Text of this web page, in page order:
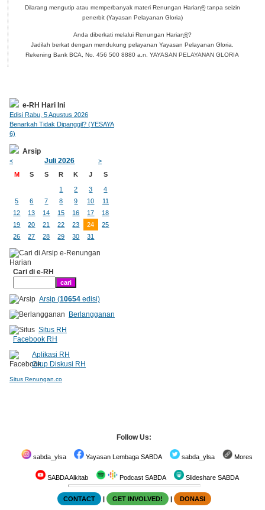
Dilarang mengutip atau memperbanyak materi Renungan Harian®tanpa seizin
penerbit (Yayasan Pelayanan Gloria)
Anda diberkati melalui Renungan Harian®?
Jadilah berkat dengan mendukung pelayanan Yayasan Pelayanan Gloria.
Rekening Bank BCA, No. 456 500 8880 a.n. YAYASAN PELAYANAN GLORIA
e-RH Hari Ini
Edisi Rabu, 5 Agustus 2026
Benarkah Tidak Dipanggil? (YESAYA
6)
Arsip
< Juli 2026
>
M
S S R K J S
1 2 3
4
5
6 7 8 9 10
11
12
13 14 15 16 17
18
19
20 21 22 23 24
25
26
27 28 29 30 31
Cari di e-RH
Arsip (10654edisi)
Berlangganan
Situs RH
Facebook RH
Aplikasi RH
Grup Diskusi RH
Situs Renungan.co
Follow Us:
sabda_ylsa Yayasan Lembaga SABDA sabda_ylsa Mores
SABDA Alkitab Podcast SABDA Slideshare SABDA
CONTACT | GET INVOLVED! | DONASI